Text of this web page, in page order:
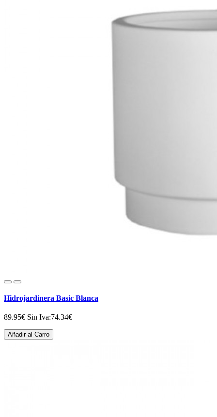
Hidrojardinera Basic Blanca
89.95€ Sin Iva:74.34€
Añadir al Carro